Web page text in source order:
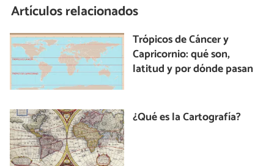
Artículos relacionados
Trópicos de Cáncer y
Capricornio: qué son,
latitud y por dónde pasan
¿Qué es la Cartografía?